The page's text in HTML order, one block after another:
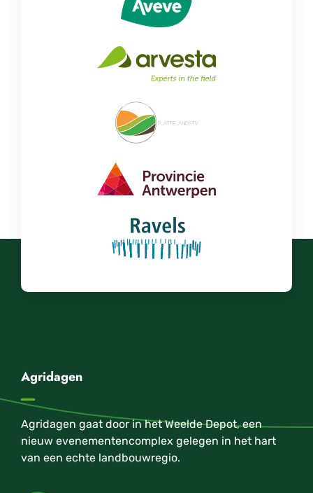
Agridagen
Agridagen gaat door in het Weelde Depot, een
nieuw evenementencomplex gelegen in het hart
van een echte landbouwregio.